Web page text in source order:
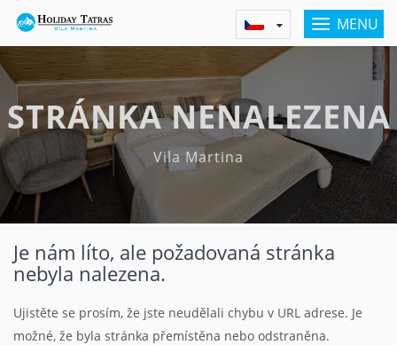
MENU
STRÁNKA NENALEZENA
Vila Martina
Je nám líto, ale požadovaná stránka
nebyla nalezena.
Ujistěte se prosím, že jste neudělali chybu v URL adrese. Je
možné, že byla stránka přemístěna nebo odstraněna.